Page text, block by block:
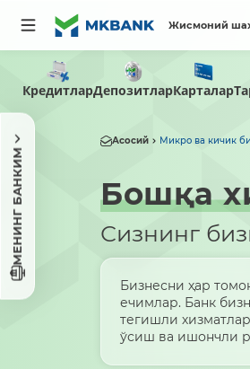
Жисмоний
МЕНИНГ БАНКИМ
КредитларДепозитларКарталар
Асосий Микро ва кичик
Бошқа
Сизнинг
Бизнесни ҳар
ечимлар. Банк
тегишли
ўсиш ва ишончли